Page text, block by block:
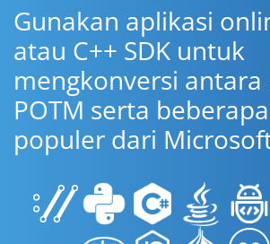
Gunakan aplikasi
atau C++ SDK untuk
mengkonversi antara
POTM serta
populer dari